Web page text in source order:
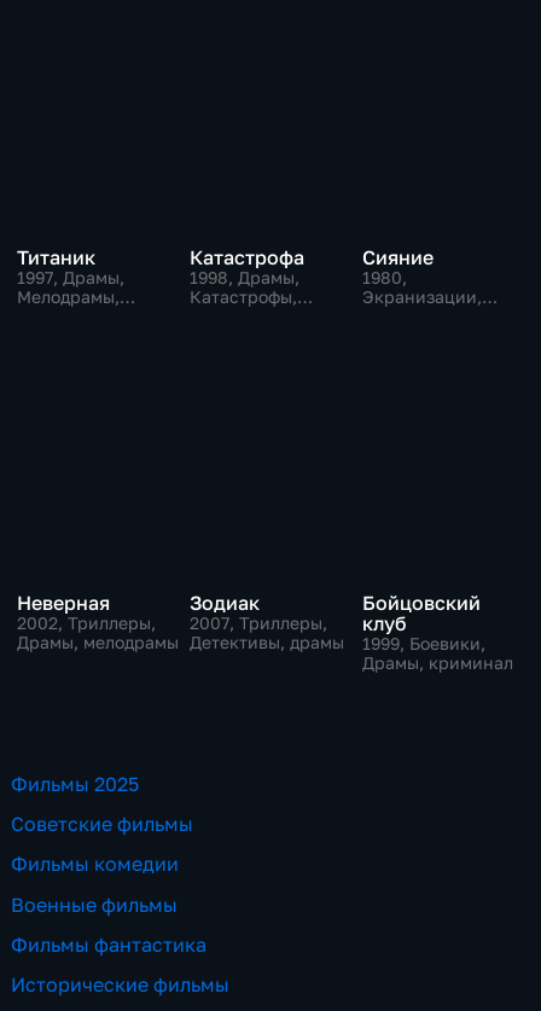
Титаник
1997, Драмы,
Мелодрамы,
Катастрофа
1998, Драмы,
Катастрофы,
Сияние
1980,
Экранизации,
Неверная
2002, Триллеры,
Драмы, мелодрамы
Зодиак
2007, Триллеры,
Детективы, драмы
Бойцовский
клуб
1999, Боевики,
Драмы, криминал
Фильмы 2025
Советские фильмы
Фильмы комедии
Военные фильмы
Фильмы фантастика
Исторические фильмы